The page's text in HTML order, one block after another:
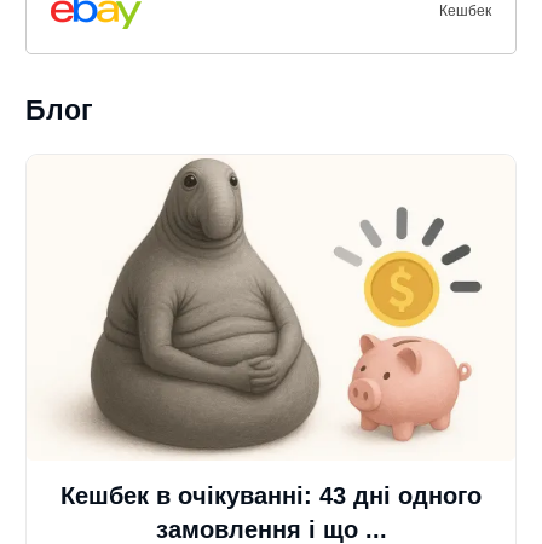
Кешбек
Блог
Кешбек в очікуванні: 43 дні одного
замовлення і що ...